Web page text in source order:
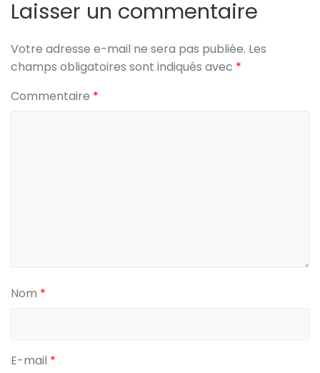
Laisser un commentaire
Votre adresse e-mail ne sera pas publiée. Les
champs obligatoires sont indiqués avec *
Commentaire *
Nom *
E-mail *